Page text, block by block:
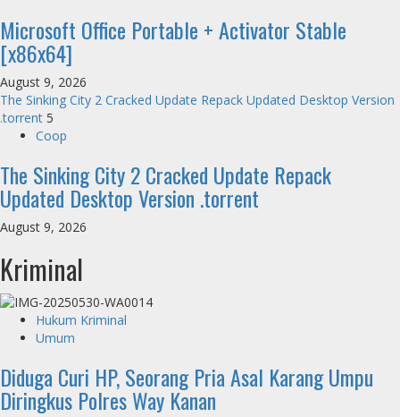
Microsoft Office Portable + Activator Stable
[x86x64]
August 9, 2026
The Sinking City 2 Cracked Update Repack Updated Desktop Version
.torrent 5
Coop
The Sinking City 2 Cracked Update Repack
Updated Desktop Version .torrent
August 9, 2026
Kriminal
Hukum Kriminal
Umum
Diduga Curi HP, Seorang Pria Asal Karang Umpu
Diringkus Polres Way Kanan